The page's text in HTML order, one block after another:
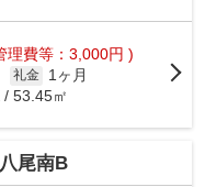
理費等：3,000円 )
礼金
1ヶ月
53.45㎡
尾南B